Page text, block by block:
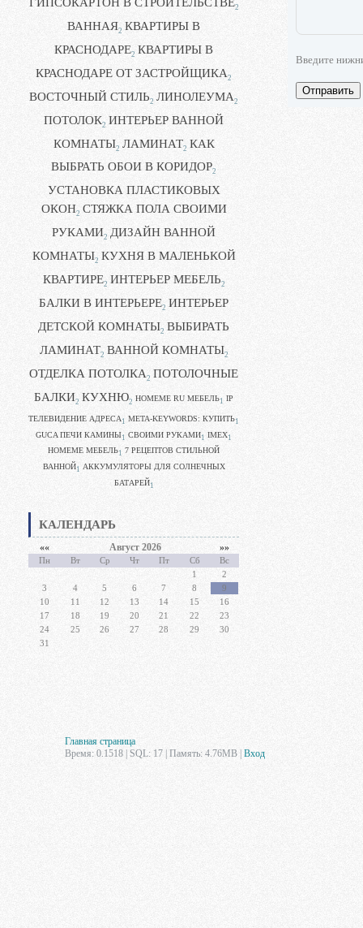
2
ВАННАЯ2 КВАРТИРЫ В
КРАСНОДАРЕ2 КВАРТИРЫ В
КРАСНОДАРЕ ОТ ЗАСТРОЙЩИКА2
ВОСТОЧНЫЙ СТИЛЬ2 ЛИНОЛЕУМА2
ПОТОЛОК2 ИНТЕРЬЕР ВАННОЙ
КОМНАТЫ2 ЛАМИНАТ2 КАК
ВЫБРАТЬ ОБОИ В КОРИДОР2
УСТАНОВКА ПЛАСТИКОВЫХ
ОКОН2 СТЯЖКА ПОЛА СВОИМИ
РУКАМИ2 ДИЗАЙН ВАННОЙ
КОМНАТЫ2 КУХНЯ В МАЛЕНЬКОЙ
КВАРТИРЕ2 ИНТЕРЬЕР МЕБЕЛЬ2
БАЛКИ В ИНТЕРЬЕРЕ2 ИНТЕРЬЕР
ДЕТСКОЙ КОМНАТЫ2 ВЫБИРАТЬ
ЛАМИНАТ2 ВАННОЙ КОМНАТЫ2
ОТДЕЛКА ПОТОЛКА2 ПОТОЛОЧНЫЕ
БАЛКИ2 КУХНЮ2 HOMEME RU МЕБЕЛЬ1 IP
ТЕЛЕВИДЕНИЕ АДРЕСА 1 META-KEYWORDS: КУПИТЬ1
GUCA ПЕЧИ КАМИНЫ1 CВОИМИ РУКАМИ1 IMEX1
HOMEME МЕБЕЛЬ1 7 РЕЦЕПТОВ СТИЛЬНОЙ
ВАННОЙ1 АККУМУЛЯТОРЫ ДЛЯ СОЛНЕЧНЫХ
БАТАРЕЙ1
КАЛЕНДАРЬ
«« Август 2026 »»
Пн Вт Ср Чт Пт Сб
Вс
1
2
3
4 5 6 7 8
9
10
11 12 13 14 15
16
17
18 19 20 21 22
23
24
25 26 27 28 29
30
31
Введите
Отправить
Главная страница
Время: 0.1518 | SQL: 17 | Память: 4.76MB Вход